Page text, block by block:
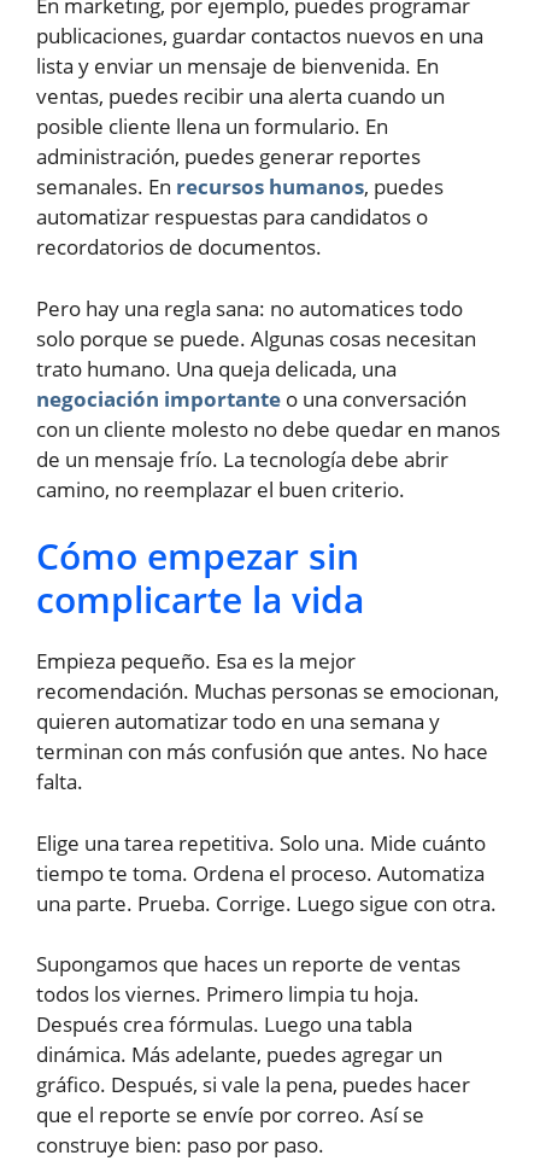
En marketing, por ejemplo, puedes programar
publicaciones, guardar contactos nuevos en una
lista y enviar un mensaje de bienvenida. En
ventas, puedes recibir una alerta cuando un
posible cliente llena un formulario. En
administración, puedes generar reportes
semanales. En recursos humanos, puedes
automatizar respuestas para candidatos o
recordatorios de documentos.
Pero hay una regla sana: no automatices todo
solo porque se puede. Algunas cosas necesitan
trato humano. Una queja delicada, una
negociación importante o una conversación
con un cliente molesto no debe quedar en manos
de un mensaje frío. La tecnología debe abrir
camino, no reemplazar el buen criterio.
Cómo empezar sin
complicarte la vida
Empieza pequeño. Esa es la mejor
recomendación. Muchas personas se emocionan,
quieren automatizar todo en una semana y
terminan con más confusión que antes. No hace
falta.
Elige una tarea repetitiva. Solo una. Mide cuánto
tiempo te toma. Ordena el proceso. Automatiza
una parte. Prueba. Corrige. Luego sigue con otra.
Supongamos que haces un reporte de ventas
todos los viernes. Primero limpia tu hoja.
Después crea fórmulas. Luego una tabla
dinámica. Más adelante, puedes agregar un
gráfico. Después, si vale la pena, puedes hacer
que el reporte se envíe por correo. Así se
construye bien: paso por paso.